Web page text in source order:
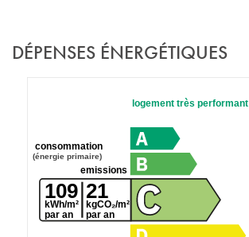
DÉPENSES ÉNERGÉTIQUES
logement très performant
109
kWh/m²
par an
consommation
(énergie primaire)
21
kgCO₂/m²
par an
emissions